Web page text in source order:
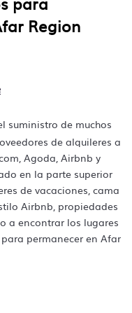
en
30-40% Hotala de
Simplemente ingrese
Region
suministro de muchos
de alquileres a
Agoda, Airbnb y
en la parte superior
de vacaciones, cama
Airbnb, propiedades
a encontrar los lugares
permanecer en Afar